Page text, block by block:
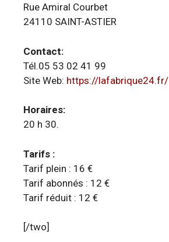
Rue Amiral Courbet
24110 SAINT-ASTIER
Contact:
Tél.05 53 02 41 99
Site Web: https://lafabrique24.fr/
Horaires:
20 h 30.
Tarifs :
Tarif plein : 16 €
Tarif abonnés : 12 €
Tarif réduit : 12 €
[/two]